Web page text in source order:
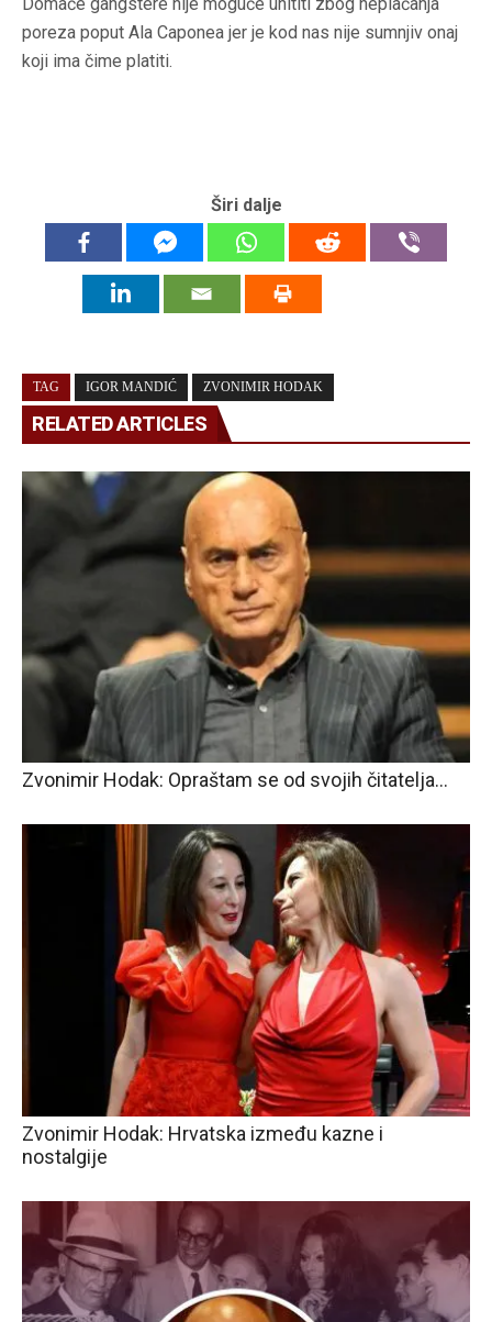
poreza poput Ala Caponea jer je kod nas nije sumnjiv onaj
koji ima čime platiti.
Širi dalje
TAG IGOR MANDIĆ ZVONIMIR HODAK
RELATED ARTICLES
Zvonimir Hodak: Opraštam se od svojih čitatelja…
Zvonimir Hodak: Hrvatska između kazne i
nostalgije